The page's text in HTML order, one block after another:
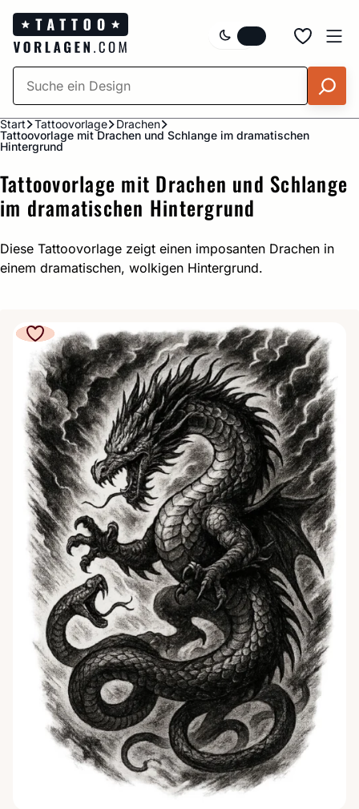
Zum
Inhalt
springen
Start Tattoovorlage
Drachen
Tattoovorlage mit Drachen und Schlange im dramatischen
Hintergrund
Tattoovorlage mit Drachen und Schlange
im dramatischen Hintergrund
Diese Tattoovorlage zeigt einen imposanten Drachen in
einem dramatischen, wolkigen Hintergrund.